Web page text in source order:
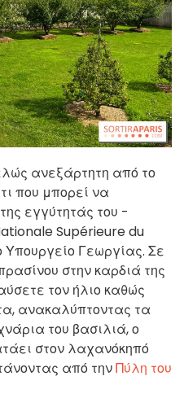
ανεξάρτητη από το
που μπορεί να
εγγύτητάς του -
Supérieure du
Υπουργείο Γεωργίας. Σε
στην καρδιά της
τον ήλιο καθώς
ανακαλύπτοντας τα
του βασιλιά, ο
στον λαχανόκηπό
από τηνΠύλη του